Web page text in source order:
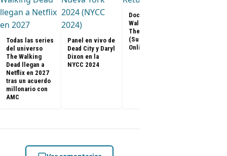
Todas las series
del universo
The Walking
Dead llegan a
Netflix en 2027
tras un acuerdo
millonario con
AMC
Panel en vivo de
Dead City y Daryl
Dixon en la
NYCC 2024
Documental The
Walking Dead:
The Return
(Subtitulado
Online)